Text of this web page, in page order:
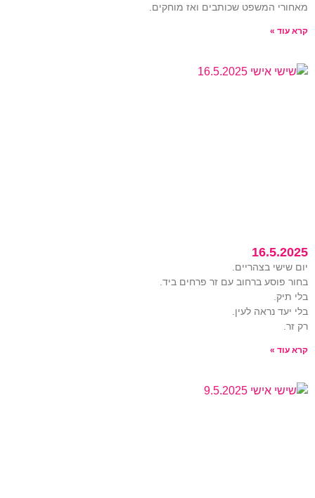
מאחורי המשפט שכותבים ואז מוחקים.
קרא עוד »
16.5.2025
יום שישי בצהריים.
בחור פוסע ברחוב עם זר פרחים ביד.
בלי תיק.
בלי יעד נראה לעין.
רק זר.
קרא עוד »